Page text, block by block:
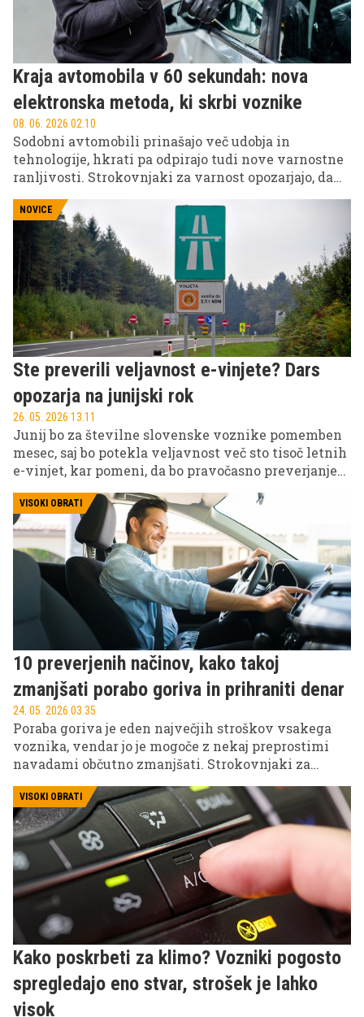
Kraja avtomobila v 60 sekundah: nova
elektronska metoda, ki skrbi voznike
08. 06. 2026 02.10
Sodobni avtomobili prinašajo več udobja in
tehnologije, hkrati pa odpirajo tudi nove varnostne
ranljivosti. Strokovnjaki za varnost opozarjajo, da
manj kot eni minuti, brez lomljenja ključavnic ali
vidnih sledi vloma, z uporabo specializiranih
diagnostičnih naprav.
NOVICE
Ste preverili veljavnost e-vinjete? Dars
opozarja na junijski rok
26. 05. 2026 13.11
Junij bo za številne slovenske voznike pomemben
mesec, saj bo potekla veljavnost več sto tisoč letnih
e-vinjet, kar pomeni, da bo pravočasno preverjanje
ključnega pomena za brezskrbno uporabo avtocest.
VISOKI OBRATI
10 preverjenih načinov, kako takoj
zmanjšati porabo goriva in prihraniti denar
24. 05. 2026 03.35
Poraba goriva je eden največjih stroškov vsakega
voznika, vendar jo je mogoče z nekaj preprostimi
navadami občutno zmanjšati. Strokovnjaki za
avtomobilizem poudarjajo, da na učinkovitost
vožnje vplivajo tlak v pnevmatikah, način vožnje,
teža vozila in redno vzdrževanje.
VISOKI OBRATI
Kako poskrbeti za klimo? Vozniki pogosto
spregledajo eno stvar, strošek je lahko
visok